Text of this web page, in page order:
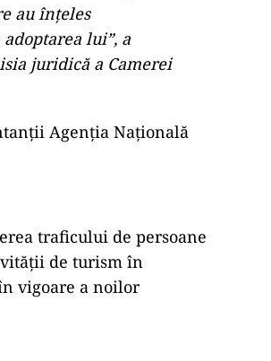
au înțeles
lui”, a
juridică a Camerei
Agenția Națională
traficului de persoane
de turism în
vigoare a noilor